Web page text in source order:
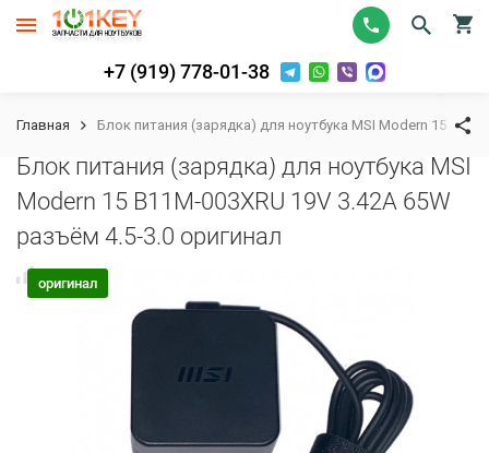
+7 (919) 778-01-38
Главная Блок питания (зарядка) для ноутбука MSI Modern 15
Блок питания (зарядка) для ноутбука MSI
Modern 15 B11M-003XRU 19V 3.42A 65W
разъём 4.5-3.0 оригинал
К сравнению
оригинал